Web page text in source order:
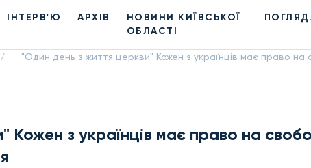
ІНТЕРВ'Ю АРХІВ
НОВИНИ КИЇВСЬКОЇ
ОБЛАСТІ
/ "Один день з життя церкви" Кожен з українців має право на
Кожен з українців має право на